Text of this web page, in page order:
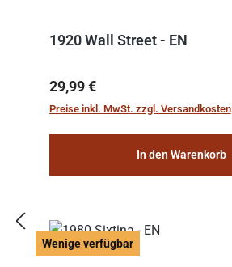
1920 Wall Street - EN
Regulärer Preis:
29,99 €
Preise inkl. MwSt. zzgl. Versandkosten
In den Warenkorb
Wenige verfügbar